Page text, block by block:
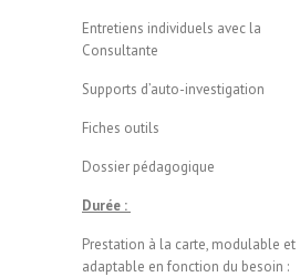
Entretiens individuels avec la
Consultante
Supports d’auto-investigation
Fiches outils
Dossier pédagogique
Durée :
Prestation à la carte, modulable et
adaptable en fonction du besoin :